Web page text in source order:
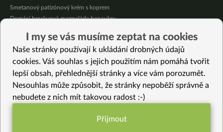
Smetanový patizónový krém s koprem
Domácí broskvová marmeláda bez cukru
Citrónové jablečné muffiny se sójovou šlehačkou
Oves provoněný citrónem a bazalkou
Vybrané recepty
Krémová květáková s hlívou
Čokoládový krém – kroupový s karobem a kokosem
Bezlepková citrónová bábovka s mákem
I my se vás musíme zeptat na cookies
Naše stránky používají k ukládání drobných údajů
cookies. Váš souhlas s jejich použitím nám pomáhá tvořit
lepší obsah, přehlednější stránky a více vám porozumět.
Nesouhlas může způsobit, že stránky nepoběží správně a
nebudete z nich mít takovou radost :-)
Funkční nastavení potřebujeme (vždy
Přijmout